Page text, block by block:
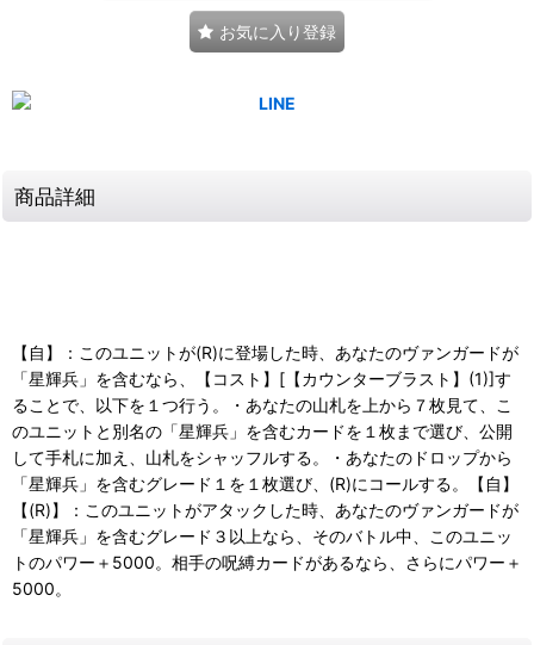
お気に入り登録
商品詳細
【自】：このユニットが(R)に登場した時、あなたのヴァンガードが
「星輝兵」を含むなら、【コスト】[【カウンターブラスト】(1)]す
ることで、以下を１つ行う。・あなたの山札を上から７枚見て、こ
のユニットと別名の「星輝兵」を含むカードを１枚まで選び、公開
して手札に加え、山札をシャッフルする。・あなたのドロップから
「星輝兵」を含むグレード１を１枚選び、(R)にコールする。【自】
【(R)】：このユニットがアタックした時、あなたのヴァンガードが
「星輝兵」を含むグレード３以上なら、そのバトル中、このユニッ
トのパワー＋5000。相手の呪縛カードがあるなら、さらにパワー＋
5000。